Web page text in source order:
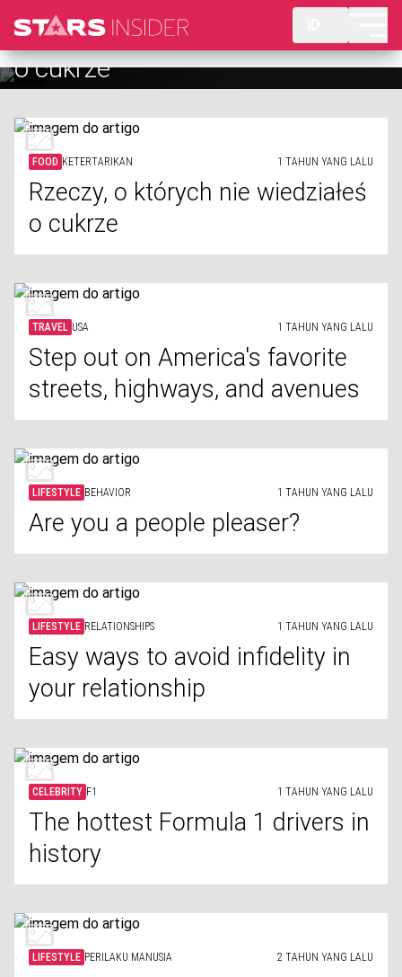
Step out on America's favorite
streets, highways, and avenues
FOOD KETERTARIKAN 1 TAHUN YANG LALU
Rzeczy, o których nie wiedziałeś
o cukrze
TRAVEL USA 1 TAHUN YANG LALU
Step out on America's favorite
streets, highways, and avenues
LIFESTYLE BEHAVIOR 1 TAHUN YANG LALU
Are you a people pleaser?
LIFESTYLE RELATIONSHIPS 1 TAHUN YANG LALU
Easy ways to avoid infidelity in
your relationship
CELEBRITY F1 1 TAHUN YANG LALU
The hottest Formula 1 drivers in
history
LIFESTYLE PERILAKU MANUSIA 2 TAHUN YANG LALU